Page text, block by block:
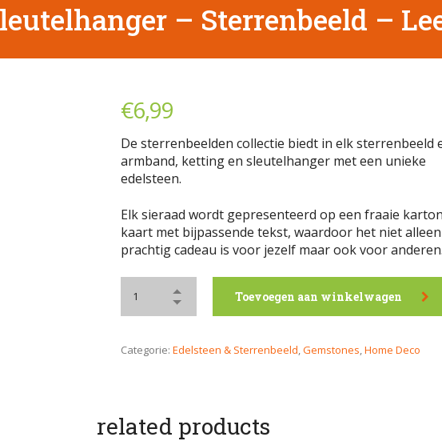
– Sterrenbeeld –
€6,99
De sterrenbeelden collectie biedt in elk sterrenbeeld
armband, ketting en sleutelhanger met een unieke
edelsteen.
Elk sieraad wordt gepresenteerd op een fraaie
kaart met bijpassende tekst, waardoor het niet
prachtig cadeau is voor jezelf maar ook voor anderen.
Toevoegen aan winkelwagen
Categorie: Edelsteen & Sterrenbeeld,Gemstones,Home Deco
related products